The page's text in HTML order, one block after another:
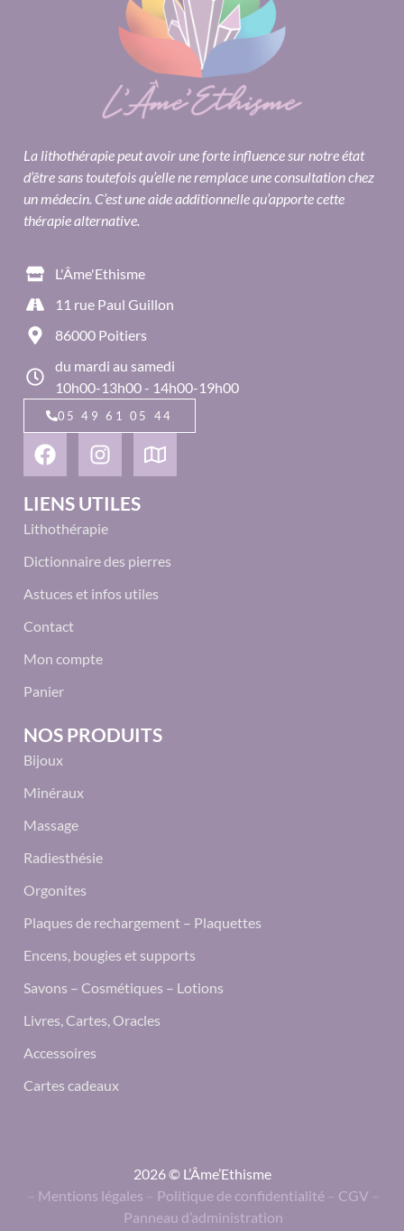
La lithothérapie peut avoir une forte influence sur notre état
d’être sans toutefois qu’elle ne remplace une consultation chez
un médecin. C’est une aide additionnelle qu’apporte cette
thérapie alternative.
L'Âme'Ethisme
11 rue Paul Guillon
86000 Poitiers
du mardi au samedi
10h00-13h00 - 14h00-19h00
05 49 61 05 44
LIENS UTILES
Lithothérapie
Dictionnaire des pierres
Astuces et infos utiles
Contact
Mon compte
Panier
NOS PRODUITS
Bijoux
Minéraux
Massage
Radiesthésie
Orgonites
Plaques de rechargement – Plaquettes
Encens, bougies et supports
Savons – Cosmétiques – Lotions
Livres, Cartes, Oracles
Accessoires
Cartes cadeaux
2026 © L’Âme’Ethisme
– Mentions légales – Politique de confidentialité – CGV –
Panneau d’administration